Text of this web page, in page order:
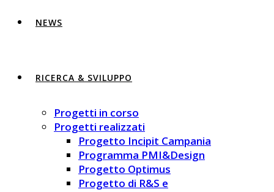
NEWS
RICERCA & SVILUPPO
Progetti in corso
Progetti realizzati
Progetto Incipit Campania
Programma PMI&Design
Progetto Optimus
Progetto di R&S e